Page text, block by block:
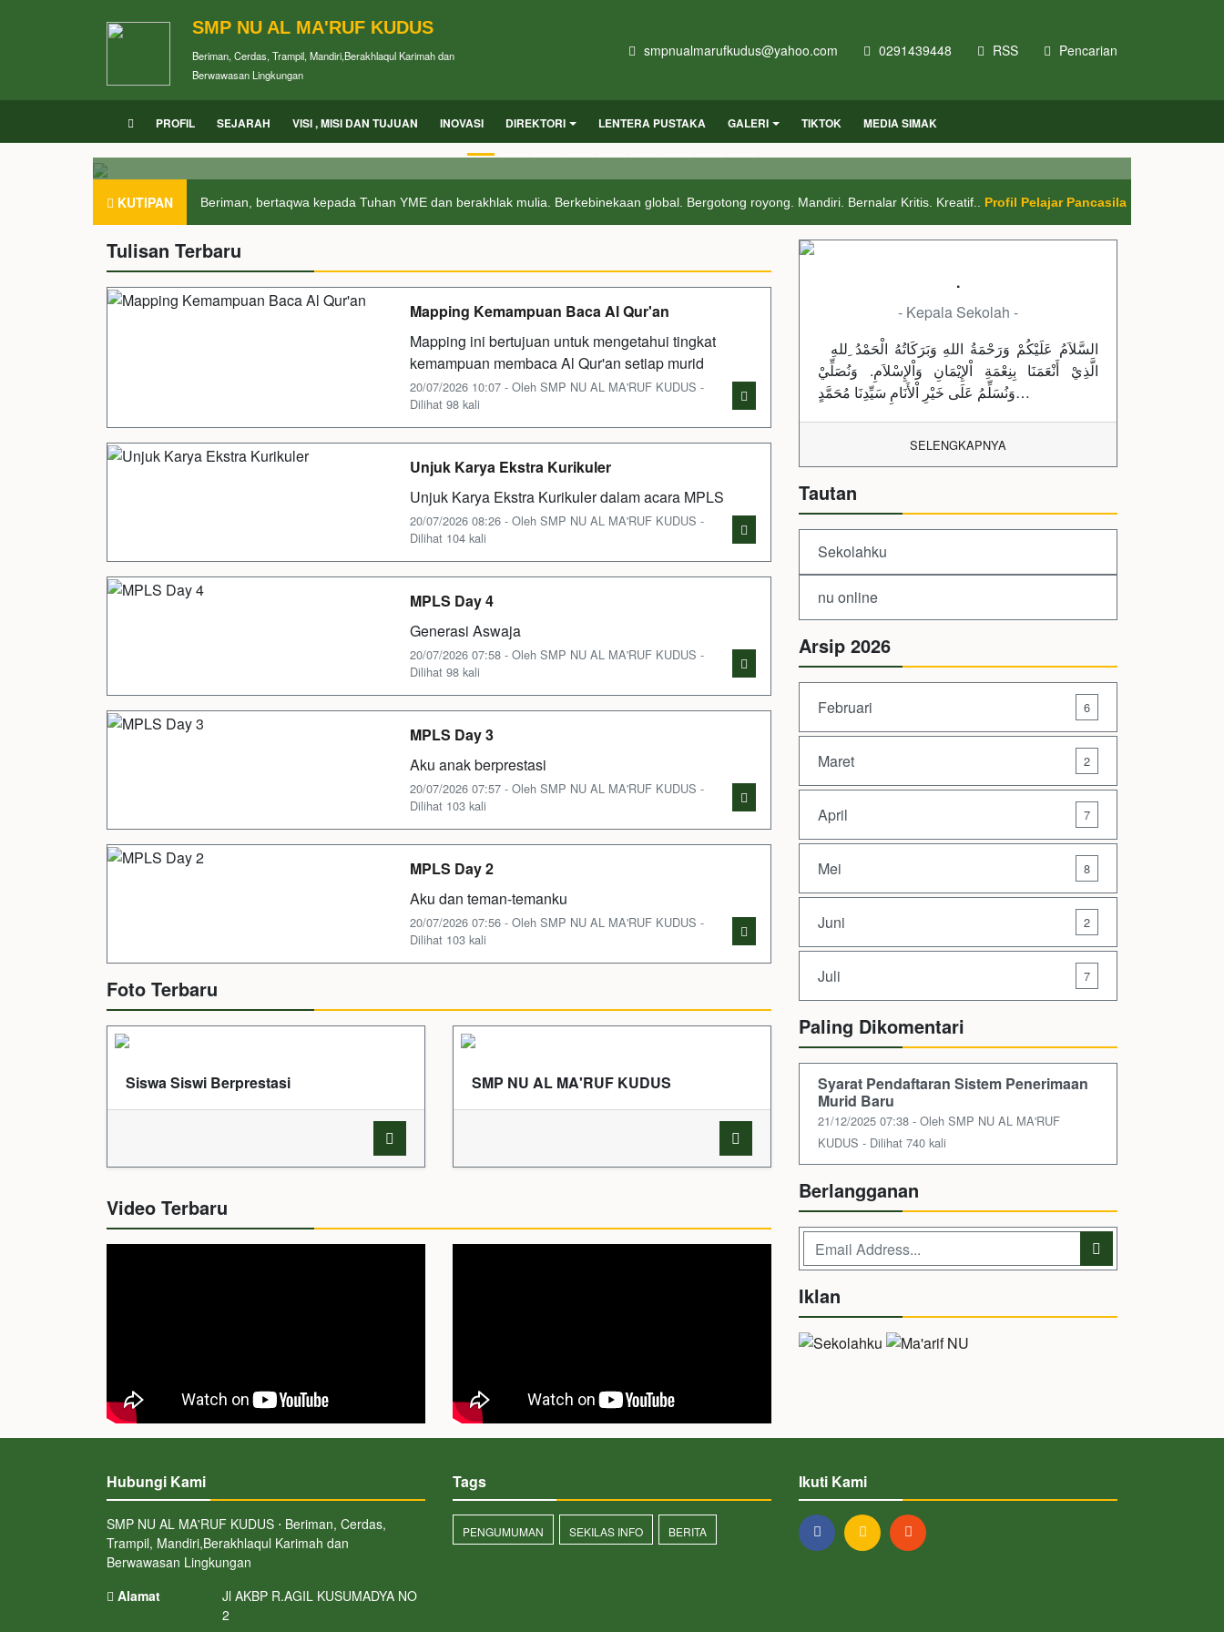
SMP NU AL MA'RUF KUDUS
Beriman, Cerdas, Trampil, Mandiri,Berakhlaqul Karimah dan
Berwawasan Lingkungan
smpnualmarufkudus@yahoo.com 0291439448 RSS Pencarian
PROFIL SEJARAH VISI , MISI DAN TUJUAN INOVASI DIREKTORI LENTERA PUSTAKA GALERI TIKTOK MEDIA SIMAK
SMP NU AL MA'RUF KUDUS
KUTIPAN Beriman, bertaqwa kepada Tuhan YME dan berakhlak mulia. Berkebinekaan global. Bergotong royong. Mandiri. Bernalar Kritis. Kreatif.. Profil Pelajar Pancasila
Tulisan Terbaru
Mapping Kemampuan Baca Al Qur'an
Mapping ini bertujuan untuk mengetahui tingkat
kemampuan membaca Al Qur'an setiap murid
20/07/2026 10:07 - Oleh SMP NU AL MA'RUF KUDUS -
Dilihat 98 kali
Unjuk Karya Ekstra Kurikuler
Unjuk Karya Ekstra Kurikuler dalam acara MPLS
20/07/2026 08:26 - Oleh SMP NU AL MA'RUF KUDUS -
Dilihat 104 kali
MPLS Day 4
Generasi Aswaja
20/07/2026 07:58 - Oleh SMP NU AL MA'RUF KUDUS -
Dilihat 98 kali
MPLS Day 3
Aku anak berprestasi
20/07/2026 07:57 - Oleh SMP NU AL MA'RUF KUDUS -
Dilihat 103 kali
MPLS Day 2
Aku dan teman-temanku
20/07/2026 07:56 - Oleh SMP NU AL MA'RUF KUDUS -
Dilihat 103 kali
Foto Terbaru
Siswa Siswi Berprestasi SMP NU AL MA'RUF KUDUS
Video Terbaru
.
- Kepala Sekolah -
الَّذِيْ أَنْعَمَنَا بِنِعْمَةِ اْلإِيْمَانِ وَاْلإِسْلاَمِ. وَنُصَلِّيْ
وَنُسَلِّمُ عَلَى خَيْرِ اْلأَنَامِ سَيِّدِنَا مُحَمَّدٍ…
SELENGKAPNYA
Tautan
Sekolahku
nu online
Arsip 2026
Februari 6
Maret 2
April 7
Mei 8
Juni 2
Juli 7
Paling Dikomentari
Syarat Pendaftaran Sistem Penerimaan
Murid Baru
21/12/2025 07:38 - Oleh SMP NU AL MA'RUF
KUDUS - Dilihat 740 kali
Berlangganan
Iklan
Hubungi Kami
SMP NU AL MA'RUF KUDUS ⋅ Beriman, Cerdas,
Trampil, Mandiri,Berakhlaqul Karimah dan
Berwawasan Lingkungan
Alamat
Jl AKBP R.AGIL KUSUMADYA NO
2
Tags
PENGUMUMAN SEKILAS INFO BERITA
Ikuti Kami